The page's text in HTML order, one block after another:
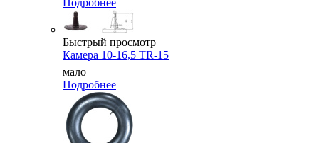
Подробнее
Быстрый просмотр
Камера 10-16,5 TR-15
мало
Подробнее